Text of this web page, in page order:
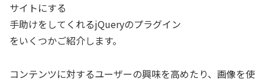
サイトにする
手助けをしてくれるjQueryのプラグイン
をいくつかご紹介します。
コンテンツに対するユーザーの興味を高めたり、画像を使